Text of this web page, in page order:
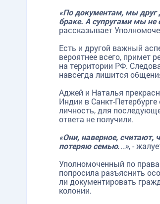
«По документам, мы друг
браке. А супругами мы не
рассказывает
Есть и другой важный
вероятнее всего, примет
на территории РФ.
навсегда лишится
Аджей и Наталья
Индии в Санкт-
личность, для
ответа не получили.
«Они, наверное, считают,
потеряю семью…», -
Уполномоченный по
попросила разъяснить
ли документировать
колонии.